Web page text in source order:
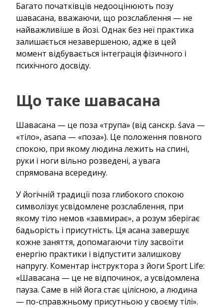
Багато початківців недооцінюють позу
шавасана, вважаючи, що розслаблення — не
найважливіше в йозі. Однак без неї практика
залишається незавершеною, адже в цей
момент відбувається інтеграція фізичного і
психічного досвіду.
Що таке шавасана
Шавасана — це поза «трупа» (від санскр. śava —
«тіло», asana — «поза»). Це положення повного
спокою, при якому людина лежить на спині,
руки і ноги вільно розведені, а увага
спрямована всередину.
У йогічній традиції поза глибокого спокою
символізує усвідомлене розслаблення, при
якому тіло немов «завмирає», а розум зберігає
бадьорість і присутність. Ця асана завершує
кожне заняття, допомагаючи тілу засвоїти
енергію практики і відпустити залишкову
напругу. Коментар інструктора з йоги Sport Life:
«Шавасана — це не відпочинок, а усвідомлена
пауза. Саме в ній йога стає цілісною, а людина
— по-справжньому присутньою у своєму тілі».